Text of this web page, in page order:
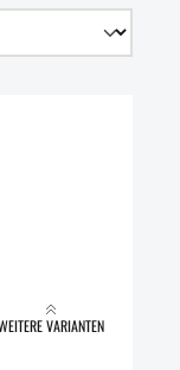
zur Montage mit
VARIANTEN